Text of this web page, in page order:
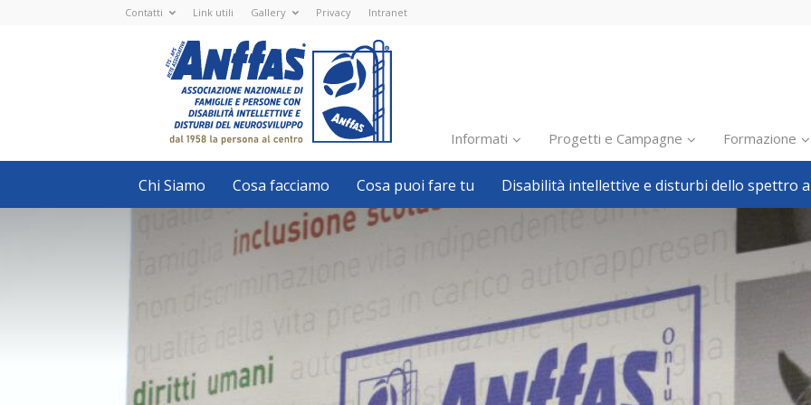
Contatti Link utili Gallery Privacy Intranet
Nazionale
ETS
-
APS
Associazione
Nazionale
di
Famiglie
e
con
disabilità
intellettive
neurosviluppo
Informati
Inclusione scolastica
Inclusione lavorativa
Politiche sociali
Pillole
Formazione
Avvisi, bandi
Welfare locale
Progetti e Campagne Formazione
Chi Siamo Cosa facciamo Cosa puoi fare tu Disabilità intellettive e disturbi dello spettro